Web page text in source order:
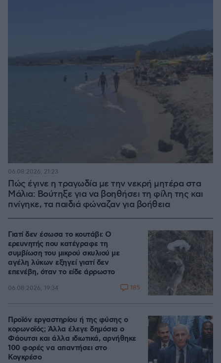
Πώς έγινε η τραγωδία με την νεκρή μητέρα στα
Μάλια: Βούτηξε για να βοηθήσει τη φίλη της και
πνίγηκε, τα παιδιά φώναζαν για βοήθεια
06.08.2026, 21:23
Γιατί δεν έσωσα το κουτάβι: Ο
ερευνητής που κατέγραφε τη
συμβίωση του μικρού σκυλιού με
αγέλη λύκων εξηγεί γιατί δεν
επενέβη, όταν το είδε άρρωστο
06.08.2026, 19:34 185
Προϊόν εργαστηρίου ή της φύσης ο
κορωνοϊός; Άλλα έλεγε δημόσια ο
Φάουτσι και άλλα ιδιωτικά, αρνήθηκε
100 φορές να απαντήσει στο
Κογκρέσο